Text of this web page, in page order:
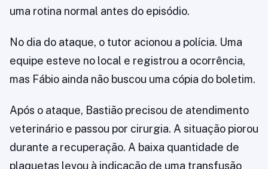
uma rotina normal antes do episódio.
No dia do ataque, o tutor acionou a polícia. Uma
equipe esteve no local e registrou a ocorrência,
mas Fábio ainda não buscou uma cópia do boletim.
Após o ataque, Bastião precisou de atendimento
veterinário e passou por cirurgia. A situação piorou
durante a recuperação. A baixa quantidade de
plaquetas levou à indicação de uma transfusão